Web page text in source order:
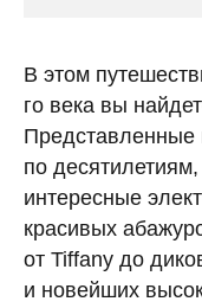
В этом
го века вы
Представленные
по
интересные
красивых
от Tiffany до
и новейших